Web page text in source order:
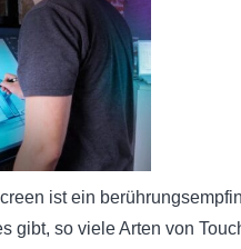
ist ein
gibt, so viele Arten von